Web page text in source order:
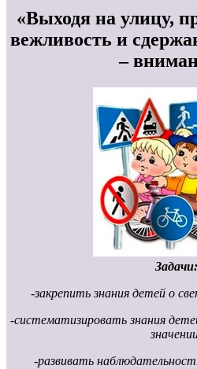
«Выходя на улицу,
вежливость и
–
Задачи:
-закрепить знания детей о
-систематизировать знания
-развивать